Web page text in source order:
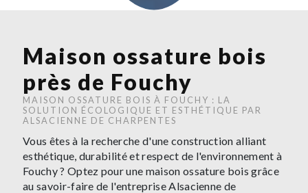
Maison ossature bois
près de Fouchy
MAISON OSSATURE BOIS À FOUCHY : LA
SOLUTION ÉCOLOGIQUE ET ESTHÉTIQUE PAR
ALSACIENNE DE CHARPENTES
Vous êtes à la recherche d'une construction alliant
esthétique, durabilité et respect de l'environnement à
Fouchy ? Optez pour une maison ossature bois grâce
au savoir-faire de l'entreprise Alsacienne de